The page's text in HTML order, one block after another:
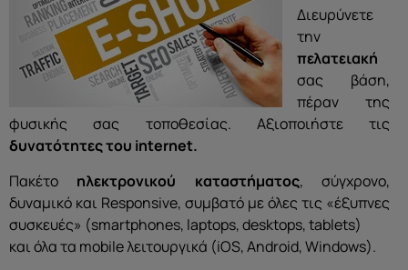
Διευρύνετε
την
πελατειακή
σας βάση,
πέραν της
φυσικής σας τοποθεσίας. Αξιοποιήστε τις
δυνατότητες του internet.
Πακέτο ηλεκτρονικού καταστήματος, σύγχρονο,
δυναμικό και Responsive, συμβατό με όλες τις «έξυπνες
συσκευές» (smartphones, laptops, desktops, tablets)
και όλα τα mobile λειτουργικά (iOS, Android, Windows).